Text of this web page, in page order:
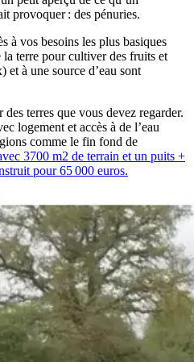
provoquer : des pénuries.
à vos besoins les plus basiques
la terre pour cultiver des fruits et
et à une source d’eau sont
terres que vous devez regarder.
logement et accès à de l’eau
comme le fin fond de
3700 m2 de terrain et un puits +
pour 65 000 euros.